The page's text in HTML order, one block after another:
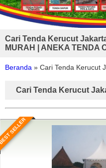
Cari Tenda Kerucut
MURAH | ANEKA TENDA
Beranda » Cari Tenda Kerucut
Cari Tenda Kerucut
SELLER